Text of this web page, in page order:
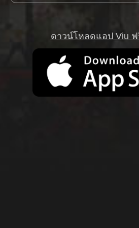
ดาวน์โหลดแอป Viu ฟ